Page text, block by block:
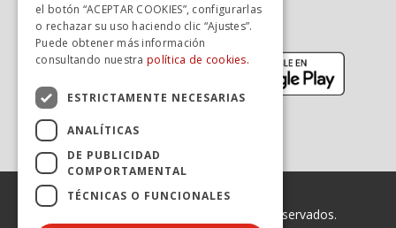
Sugerencias y reclamaciones
Descarga la APP:
(se abre en nueva ventana)
(se
© 2026 Avanza. Todos los derechos reservados.
el botón “ACEPTAR COOKIES”, configurarlas
o rechazar su uso haciendo clic “Ajustes”.
Puede obtener más información
consultando nuestra política de cookies.
ESTRICTAMENTE NECESARIAS
ANALÍTICAS
DE PUBLICIDAD
COMPORTAMENTAL
TÉCNICAS O FUNCIONALES